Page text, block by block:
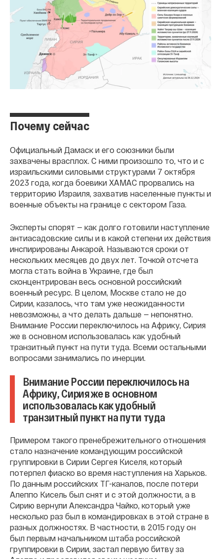
Почему сейчас
Официальный Дамаск и его союзники были
захвачены врасплох. С ними произошло то, что и с
израильскими силовыми структурами 7 октября
2023 года, когда боевики ХАМАС прорвались на
территорию Израиля, захватив населенные пункты и
военные объекты на границе с сектором Газа.
Эксперты спорят — как долго готовили наступление
антиасадовские силы и в какой степени их действия
инспирированы Анкарой. Называются сроки от
нескольких месяцев до двух лет. Точкой отсчета
могла стать война в Украине, где был
сконцентрирован весь основной российский
военный ресурс. В целом, Москве стало не до
Сирии, казалось, что там уже неожиданности
невозможны, а что делать дальше — непонятно.
Внимание России переключилось на Африку, Сирия
же в основном использовалась как удобный
транзитный пункт на пути туда. Всеми остальными
вопросами занимались по инерции.
Внимание России переключилось на
Африку, Сирия же в основном
использовалась как удобный
транзитный пункт на пути туда
Примером такого пренебрежительного отношения
стало назначение командующим российской
группировки в Сирии Сергея Киселя, который
потерпел фиаско во время наступления на Харьков.
По данным российских ТГ-каналов, после потери
Алеппо Кисель был снят и с этой должности, а в
Сирию вернули Александра Чайко, который уже
несколько раз был в командировках в этой стране в
разных должностях. В частности, в 2015 году он
был первым начальником штаба российской
группировки в Сирии, застал первую битву за